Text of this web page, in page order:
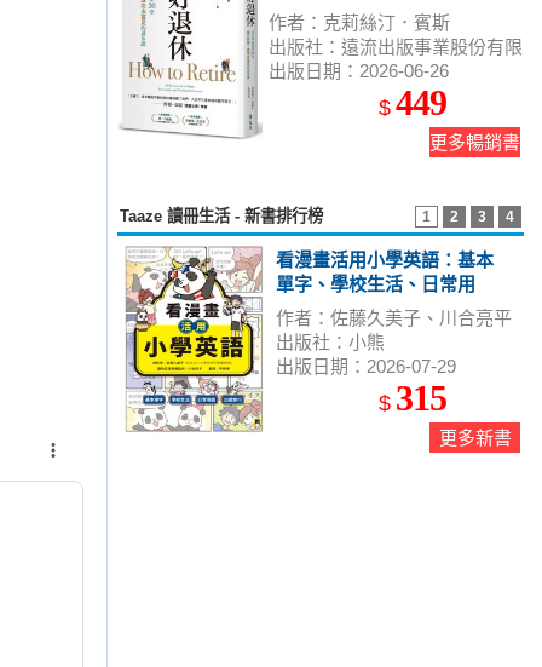
退休課
作者：克莉絲汀．賓斯
出版社：遠流出版事業股份有限
公司
出版日期：2026-06-26
$ 449
更多暢銷書
1 2 3 4
Taaze 讀冊生活 - 新書排行榜
看漫畫活用小學英語：基本
單字、學校生活、日常用
語、出國旅行
作者：佐藤久美子、川合亮平
出版社：小熊
出版日期：2026-07-29
$ 315
更多新書